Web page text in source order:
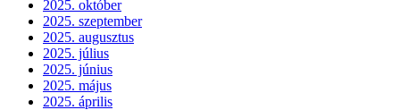
2025. október
2025. szeptember
2025. augusztus
2025. július
2025. június
2025. május
2025. április